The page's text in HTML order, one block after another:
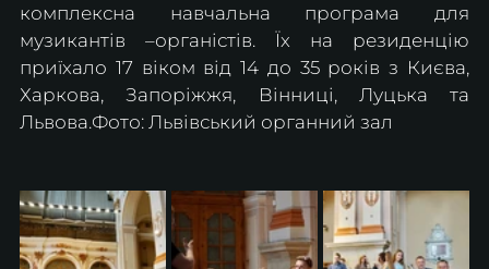
комплексна навчальна програма для
музикантів –органістів. Їх на резиденцію
приїхало 17 віком від 14 до 35 років з Києва,
Харкова, Запоріжжя, Вінниці, Луцька та
Львова.Фото: Львівський органний зал